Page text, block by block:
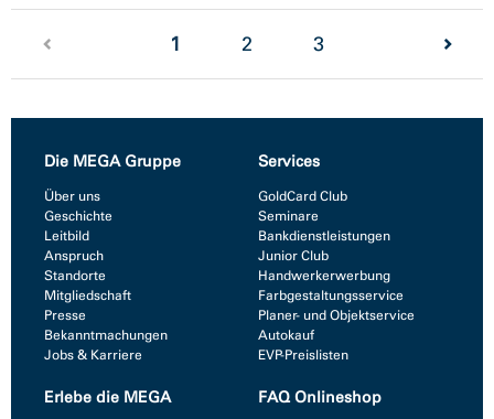
1 (current)
2 3
Die MEGA Gruppe
Über uns
Geschichte
Leitbild
Anspruch
Standorte
Mitgliedschaft
Presse
Bekanntmachungen
Jobs & Karriere
Services
GoldCard Club
Seminare
Bankdienstleistungen
Junior Club
Handwerkerwerbung
Farbgestaltungsservice
Planer- und Objektservice
Autokauf
EVP-Preislisten
Erlebe die MEGA FAQ Onlineshop